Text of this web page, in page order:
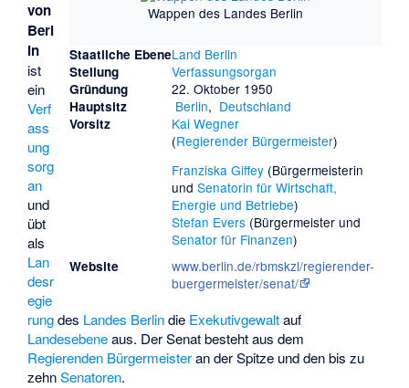
Wappen des Landes Berlin
Staatliche EbeneLand Berlin
Stellung Verfassungsorgan
Gründung 22. Oktober 1950
Hauptsitz Berlin, Deutschland
Vorsitz
Kai Wegner
(Regierender Bürgermeister)
Franziska Giffey(Bürgermeisterin
und Senatorin für Wirtschaft,
Energie und Betriebe)
Stefan Evers(Bürgermeister und
Senator für Finanzen)
Website
www.berlin.de/rbmskzl/regierender-
buergermeister/senat/
von
Berl
in
ist
ein
Verf
ass
ung
sorg
an
und
übt
als
Lan
desr
egie
rungdes Landes Berlindie Exekutivgewaltauf
Landesebeneaus. Der Senat besteht aus dem
Regierenden Bürgermeisteran der Spitze und den bis zu
zehnSenatoren.